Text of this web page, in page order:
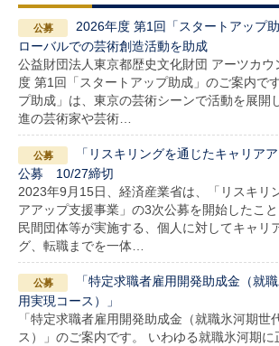
2026年度 第1回「スタートアップ
ローバルでの芸術創造活動を助成
公益財団法人東京都歴史文化財団 アーツカ
度 第1回「スタートアップ助成」のご案内で
プ助成」は、東京の芸術シーンで活動を展開
進の芸術家や芸術…
「リスキリングを通じたキャリア
公募 10/27締切
2023年9月15日、経済産業省は、「リスキリ
アアップ支援事業」の3次公募を開始したこと
民間団体等が実施する、個人に対してキャリ
グ、転職までを一体…
「特定求職者雇用開発助成金（就
用実現コース）」
「特定求職者雇用開発助成金（就職氷河期世
ス）」のご案内です。 いわゆる就職氷河期に